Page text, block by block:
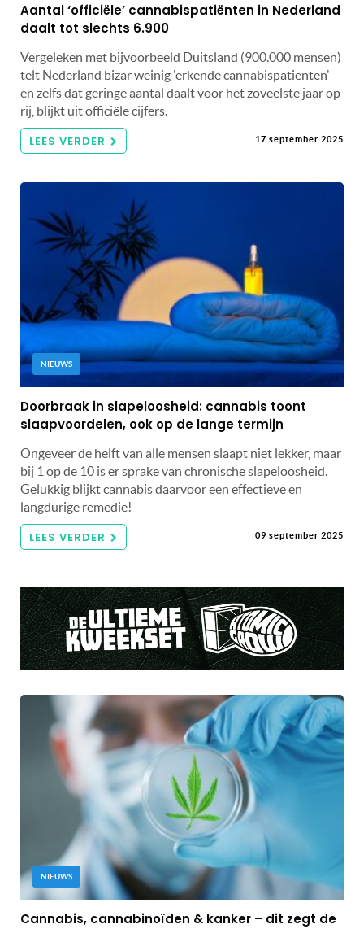
Aantal ‘officiële’ cannabispatiënten in Nederland
daalt tot slechts 6.900
Vergeleken met bijvoorbeeld Duitsland (900.000 mensen)
telt Nederland bizar weinig 'erkende cannabispatiënten'
en zelfs dat geringe aantal daalt voor het zoveelste jaar op
rij, blijkt uit officiële cijfers.
LEES VERDER 17 september 2025
NIEUWS
Doorbraak in slapeloosheid: cannabis toont
slaapvoordelen, ook op de lange termijn
Ongeveer de helft van alle mensen slaapt niet lekker, maar
bij 1 op de 10 is er sprake van chronische slapeloosheid.
Gelukkig blijkt cannabis daarvoor een effectieve en
langdurige remedie!
LEES VERDER 09 september 2025
NIEUWS
Cannabis, cannabinoïden & kanker – dit zegt de